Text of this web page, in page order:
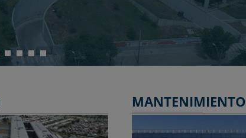
MANTENIMIENTO